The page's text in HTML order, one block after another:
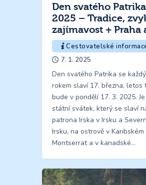
Den svatého Patrika
2025 – Tradice,
zajímavost + Praha
Cestovatelské
7. 1. 2025
Den svatého Patrika se
rokem slaví 17. března, letos
bude v pondělí 17. 3. 2025.
státní svátek, který se slaví
patrona Irska v Irsku a
Irsku, na ostrově v Karibském
Montserrat a v kanadské…